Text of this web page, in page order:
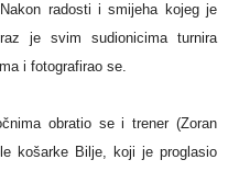
radosti i smijeha kojeg je
je svim sudionicima turnira
i fotografirao se.
obratio se i trener (Zoran
košarke Bilje, koji je proglasio